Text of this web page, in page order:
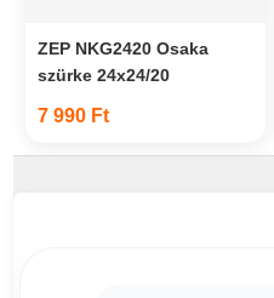
ZEP NKG2420 Osaka
szürke 24x24/20
7 990 Ft